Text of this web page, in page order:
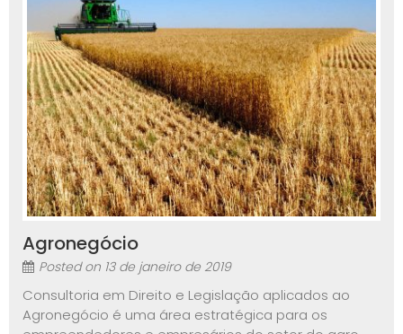
Agronegócio
Posted on 13 de janeiro de 2019
Consultoria em Direito e Legislação aplicados ao
Agronegócio é uma área estratégica para os